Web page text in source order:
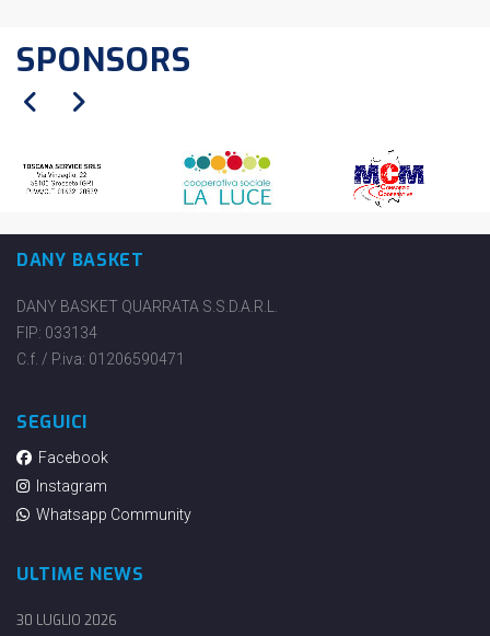
SPONSORS
DANY BASKET
DANY BASKET QUARRATA S.S.D.A.R.L.
FIP: 033134
C.f. / P.iva: 01206590471
SEGUICI
Facebook
Instagram
Whatsapp Community
ULTIME NEWS
30 LUGLIO 2026